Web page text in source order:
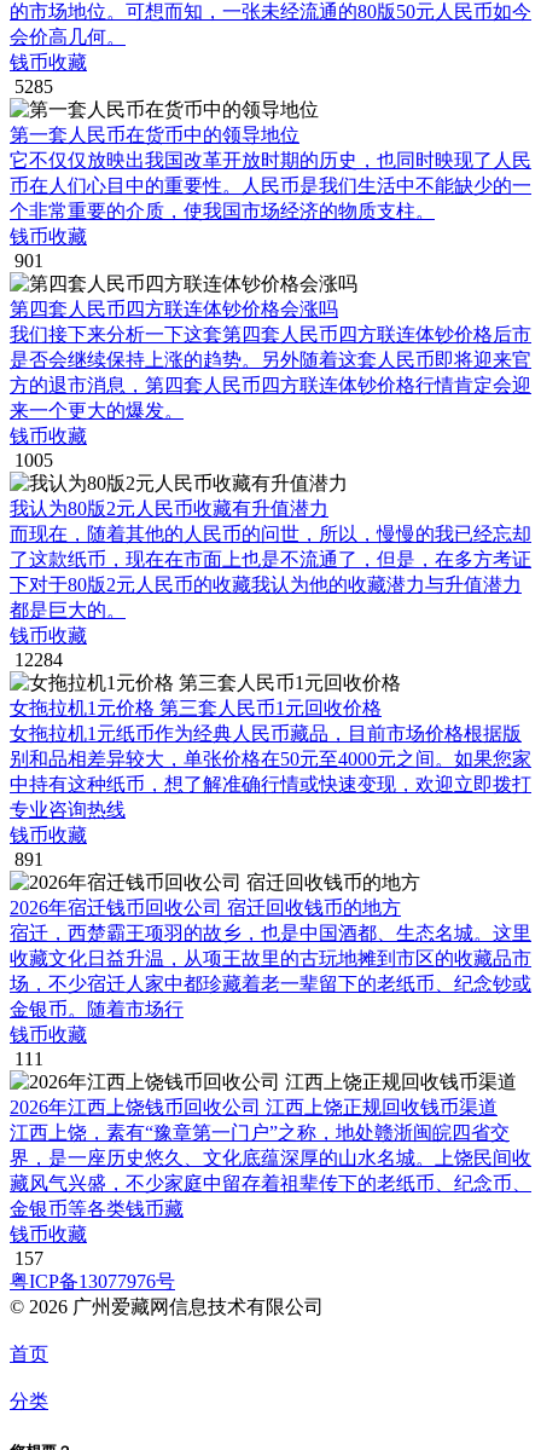
的市场地位。可想而知，一张未经流通的80版50元人民币如今
会价高几何。
钱币收藏
5285
第一套人民币在货币中的领导地位
它不仅仅放映出我国改革开放时期的历史，也同时映现了人民
币在人们心目中的重要性。人民币是我们生活中不能缺少的一
个非常重要的介质，使我国市场经济的物质支柱。
钱币收藏
901
第四套人民币四方联连体钞价格会涨吗
我们接下来分析一下这套第四套人民币四方联连体钞价格后市
是否会继续保持上涨的趋势。另外随着这套人民币即将迎来官
方的退市消息，第四套人民币四方联连体钞价格行情肯定会迎
来一个更大的爆发。
钱币收藏
1005
我认为80版2元人民币收藏有升值潜力
而现在，随着其他的人民币的问世，所以，慢慢的我已经忘却
了这款纸币，现在在市面上也是不流通了，但是，在多方考证
下对于80版2元人民币的收藏我认为他的收藏潜力与升值潜力
都是巨大的。
钱币收藏
12284
女拖拉机1元价格 第三套人民币1元回收价格
女拖拉机1元纸币作为经典人民币藏品，目前市场价格根据版
别和品相差异较大，单张价格在50元至4000元之间。如果您家
中持有这种纸币，想了解准确行情或快速变现，欢迎立即拨打
专业咨询热线
钱币收藏
891
2026年宿迁钱币回收公司 宿迁回收钱币的地方
宿迁，西楚霸王项羽的故乡，也是中国酒都、生态名城。这里
收藏文化日益升温，从项王故里的古玩地摊到市区的收藏品市
场，不少宿迁人家中都珍藏着老一辈留下的老纸币、纪念钞或
金银币。随着市场行
钱币收藏
111
2026年江西上饶钱币回收公司 江西上饶正规回收钱币渠道
江西上饶，素有“豫章第一门户”之称，地处赣浙闽皖四省交
界，是一座历史悠久、文化底蕴深厚的山水名城。上饶民间收
藏风气兴盛，不少家庭中留存着祖辈传下的老纸币、纪念币、
金银币等各类钱币藏
钱币收藏
157
粤ICP备13077976号
© 2026 广州爱藏网信息技术有限公司
首页
分类